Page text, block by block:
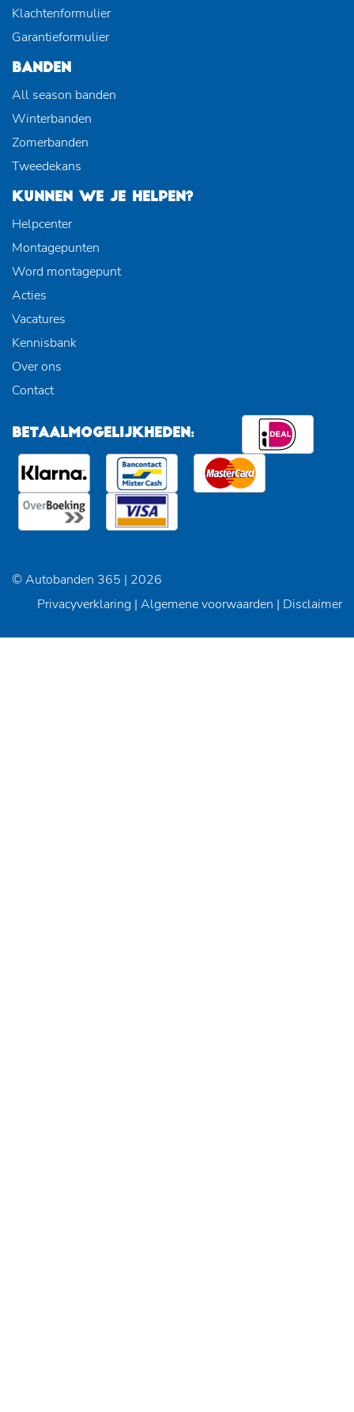
Klachtenformulier
Garantieformulier
BANDEN
All season banden
Winterbanden
Zomerbanden
Tweedekans
KUNNEN WE JE HELPEN?
Helpcenter
Montagepunten
Word montagepunt
Acties
Vacatures
Kennisbank
Over ons
Contact
BETAALMOGELIJKHEDEN:
© Autobanden 365 | 2026
Privacyverklaring | Algemene voorwaarden | Disclaimer